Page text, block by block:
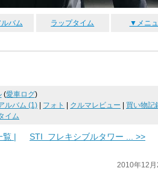
バム ラップタイム ▼メニ
(愛車ログ)
ルバム (1) フォト クルマレビュー 買い物記
イム
覧 | STI フレキシブルタワー ... >>
2010年12月